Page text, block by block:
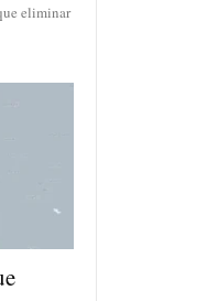
eliminar